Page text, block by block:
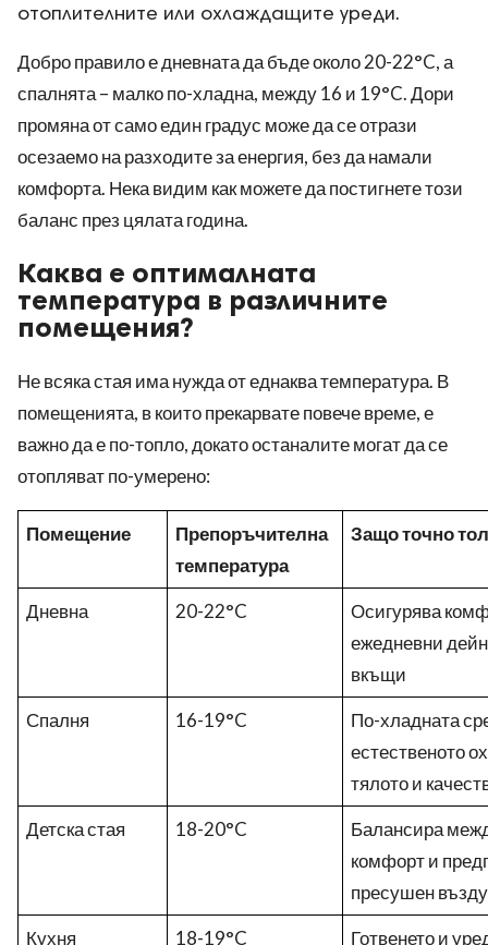
отоплителните или охлаждащите уреди.
Добро правило е дневната да бъде около 20-22°C, а
спалнята – малко по-хладна, между 16 и 19°C. Дори
промяна от само един градус може да се отрази
осезаемо на разходите за енергия, без да намали
комфорта. Нека видим как можете да постигнете този
баланс през цялата година.
Каква е оптималната
температура в различните
помещения?
Не всяка стая има нужда от еднаква температура. В
помещенията, в които прекарвате повече време, е
важно да е по-топло, докато останалите могат да се
отопляват по-умерено:
Помещение
Препоръчителна
температура
Защо точно
Дневна 20-22°C
Осигурява
ежедневни
вкъщи
Спалня
16-19°C
По-хладната
естественото
тялото и
Детска стая
18-20°C
Балансира
комфорт и
пресушен
Кухня
18-19°C
Готвенето и